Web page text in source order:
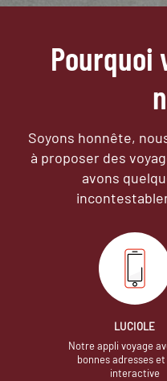
Pourquoi
Soyons honnête,
à proposer des
avons
LUCIOLE
Notre appli voyage
bonnes adresses
interactive